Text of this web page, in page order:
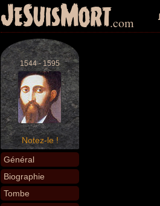
JeSuisMort.com
1544 - 1595
Notez-le !
Général
Biographie
Tombe